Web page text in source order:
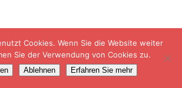
Cookies. Wenn Sie die Website weiter
Sie der Verwendung von Cookies zu.
Ablehnen Erfahren Sie mehr